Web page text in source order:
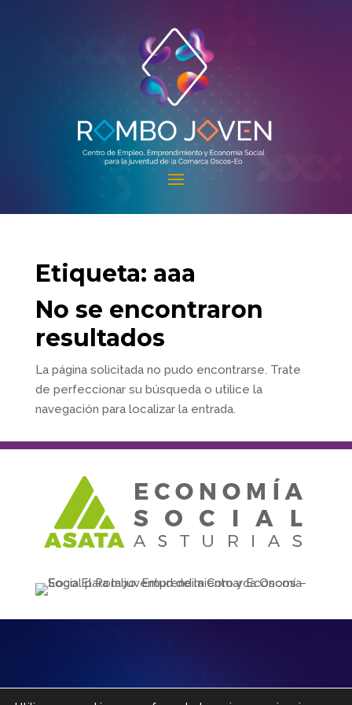
Etiqueta: aaa
No se encontraron
resultados
La página solicitada no pudo encontrarse. Trate
de perfeccionar su búsqueda o utilice la
navegación para localizar la entrada.